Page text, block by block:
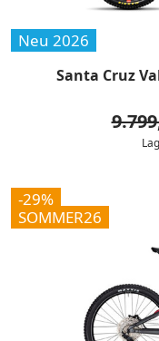
Neu 2026
Santa Cruz
-29%
SOMMER26